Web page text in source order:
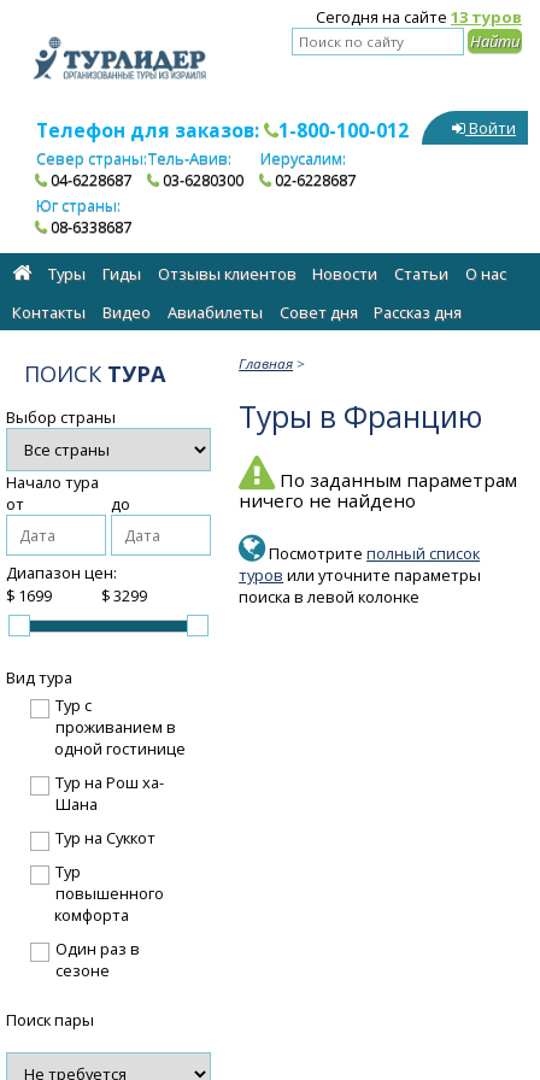
Сегодня на сайте 13 туров
Телефон для заказов: 1-800-100-012
Север страны:
04-6228687
Тель-Авив:
03-6280300
Иерусалим:
02-6228687
Юг страны:
08-6338687
Войти
Туры Гиды Отзывы клиентов Новости Статьи
О нас
Контакты
Видео Авиабилеты Cовет дня Рассказ дня
Главная >
Туры в Францию
По заданным параметрам
ничего не найдено
Посмотритеполный список
туров или уточните параметры
поиска в левой колонке
ПОИСК ТУРА
Выбор страны
Начало тура
от
до
Диапазон цен:
$
$
Вид тура
Тур с
проживанием в
одной гостинице
Тур на Рош ха-
Шана
Тур на Суккот
Тур
повышенного
комфорта
Один раз в
сезоне
Поиск пары